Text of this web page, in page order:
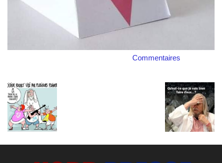
Commentaires